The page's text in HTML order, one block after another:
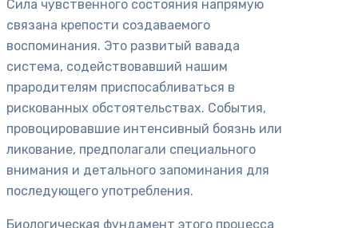
Сила чувственного состояния напрямую
связана крепости создаваемого
воспоминания. Это развитый вавада
система, содействовавший нашим
прародителям приспосабливаться в
рискованных обстоятельствах. События,
провоцировавшие интенсивный боязнь или
ликование, предполагали специального
внимания и детального запоминания для
последующего употребления.
Биологическая фундамент этого процесса